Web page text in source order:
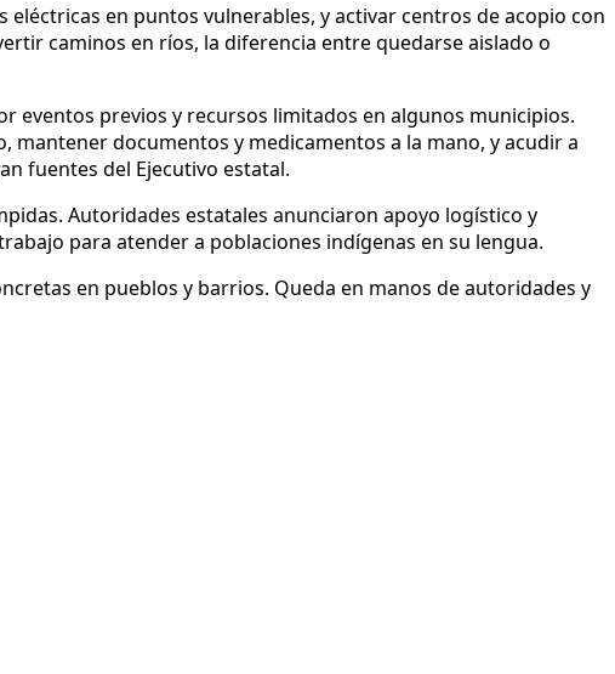
en puntos vulnerables, y activar centros de acopio con
caminos en ríos, la diferencia entre quedarse aislado o
eventos previos y recursos limitados en algunos municipios.
documentos y medicamentos a la mano, y acudir a
fuentes del Ejecutivo estatal.
Autoridades estatales anunciaron apoyo logístico y
para atender a poblaciones indígenas en su lengua.
en pueblos y barrios. Queda en manos de autoridades y